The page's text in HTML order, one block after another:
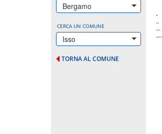
Bergamo
CERCA UN COMUNE
Isso
TORNA AL COMUNE
-
..
...
....